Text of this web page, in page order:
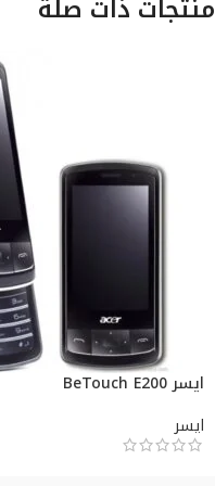
منتجات ذات صلة
ايسر BeTouch E200
ايسر